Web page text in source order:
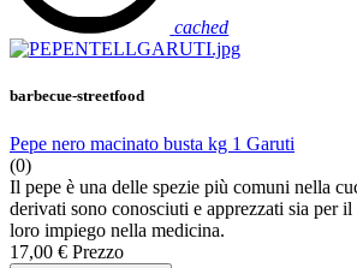
cached
barbecue-streetfood
Pepe nero macinato busta kg 1 Garuti
(0)
Il pepe è una delle spezie più comuni nella
derivati sono conosciuti e apprezzati sia per
loro impiego nella medicina.
17,00 € Prezzo